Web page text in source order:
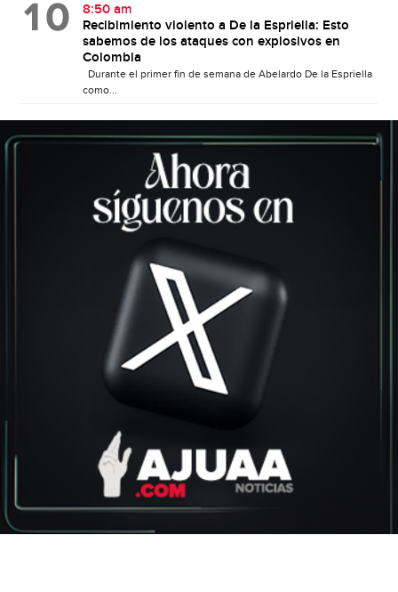
8:50 am
Recibimiento violento a De la Espriella: Esto
sabemos de los ataques con explosivos en
Colombia
Durante el primer fin de semana de Abelardo De la Espriella
como...